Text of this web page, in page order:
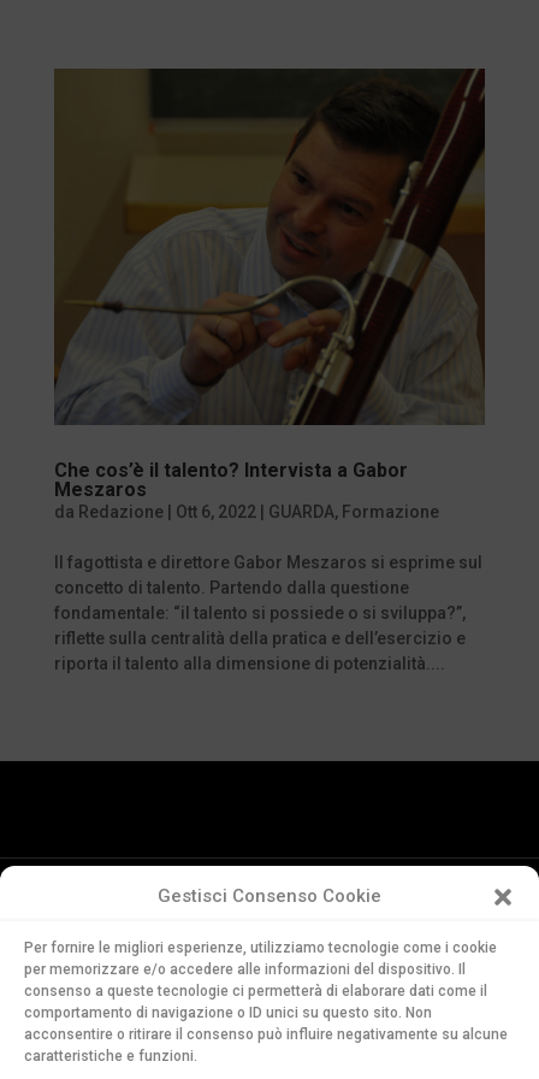
Gestisci Consenso Cookie
Per fornire le migliori esperienze, utilizziamo tecnologie come i cookie
per memorizzare e/o accedere alle informazioni del dispositivo. Il
consenso a queste tecnologie ci permetterà di elaborare dati come il
comportamento di navigazione o ID unici su questo sito. Non
acconsentire o ritirare il consenso può influire negativamente su alcune
caratteristiche e funzioni.
Che cos’è il talento? Intervista a Gabor
Meszaros
da Redazione| Ott 6, 2022| GUARDA, Formazione
Il fagottista e direttore Gabor Meszaros si esprime sul
concetto di talento. Partendo dalla questione
fondamentale: “il talento si possiede o si sviluppa?”,
riflette sulla centralità della pratica e dell’esercizio e
riporta il talento alla dimensione di potenzialità....
della Svizzera Italiana
Via Soldino 9
CH-6900 Lugano
T. +41 91 960 30 40